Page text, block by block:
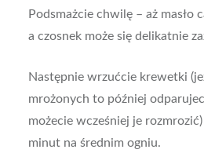
Podsmażcie chwilę – aż masło
a czosnek może się delikatnie
Następnie wrzućcie krewetki
mrożonych to później
możecie wcześniej je
minut na średnim ogniu.